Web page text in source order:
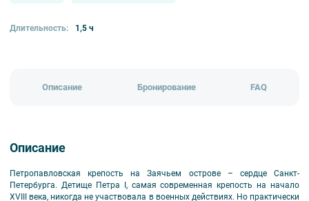
Длительность: 1,5 ч
Описание Бронирование FAQ
Описание
Петропавловская крепость на Заячьем острове – сердце Санкт-
Петербурга. Детище Петра I, самая современная крепость на начало
XVIII века, никогда не участвовала в военных действиях. Но практически